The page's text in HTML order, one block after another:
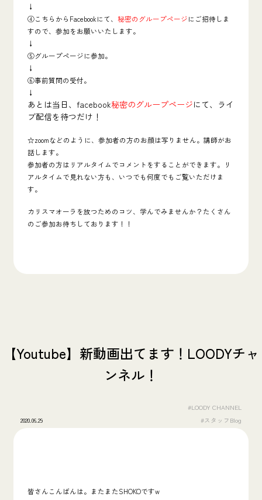
↓
④こちらからFacebookにて、 秘密のグループページにご招待しま
すので、参加をお願いいたします。
↓
⑤グループページに参加。
↓
⑥事前質問の受付。
↓
あとは当日、facebook秘密のグループページにて、ライ
ブ配信を待つだけ！
☆zoomなどのように、参加者の方のお顔は写りません。講師がお
話します。
参加者の方はリアルタイムでコメントをすることができます。リ
アルタイムで見れない方も、いつでも何度でもご覧いただけま
す。
カリスマオーラを放つためのコツ、学んでみませんか？たくさん
のご参加お待ちしております！！
【Youtube】新動画出てます！LOODYチャ
ンネル！
2020.06.29
#LOODY CHANNEL
#スタッフBlog
皆さんこんばんは。またまたSHOKOですw